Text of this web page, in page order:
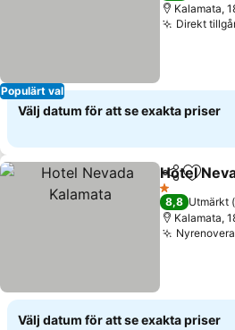
Populärt val
Kalamata,
Direkt
Välj datum för att se exakta priser
Dela Lägg
Hotel
1 Stjärnor
8,8 Utmärkt
Kalamata,
Välj datum för att se exakta priser